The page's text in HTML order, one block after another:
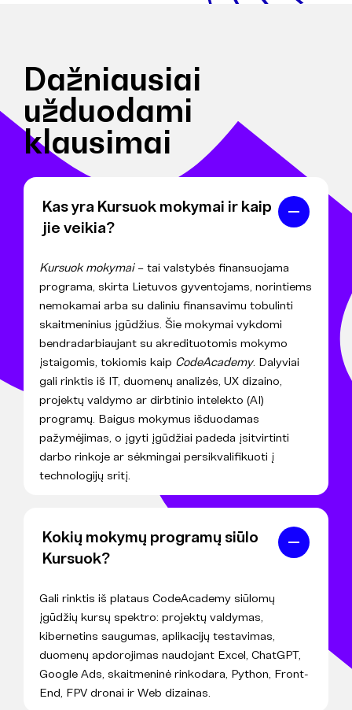
Dažniausiai
užduodami
klausimai
Kas yra Kursuok mokymai ir kaip
jie veikia?
Kursuok mokymai– tai valstybės finansuojama
programa, skirta Lietuvos gyventojams, norintiems
nemokamai arba su daliniu finansavimu tobulinti
skaitmeninius įgūdžius. Šie mokymai vykdomi
bendradarbiaujant su akredituotomis mokymo
įstaigomis, tokiomis kaip CodeAcademy. Dalyviai
gali rinktis iš IT, duomenų analizės, UX dizaino,
projektų valdymo ar dirbtinio intelekto (AI)
programų. Baigus mokymus išduodamas
pažymėjimas, o įgyti įgūdžiai padeda įsitvirtinti
darbo rinkoje ar sėkmingai persikvalifikuoti į
technologijų sritį.
Kokių mokymų programų siūlo
Kursuok?
Gali rinktis iš plataus CodeAcademy siūlomų
įgūdžių kursų spektro: projektų valdymas,
kibernetins saugumas, aplikacijų testavimas,
duomenų apdorojimas naudojant Excel, ChatGPT,
Google Ads, skaitmeninė rinkodara, Python, Front-
End, FPV dronai ir Web dizainas.